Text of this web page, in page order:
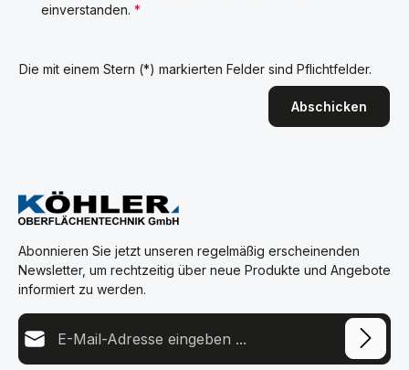
einverstanden. *
Die mit einem Stern (*) markierten Felder sind Pflichtfelder.
Abschicken
Abonnieren Sie jetzt unseren regelmäßig erscheinenden
Newsletter, um rechtzeitig über neue Produkte und Angebote
informiert zu werden.
E-Mail-Adresse*